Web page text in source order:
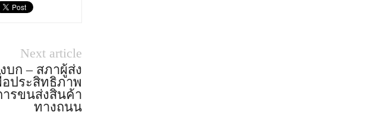
Next article
บก – สภาผู้ส่ง
อประสิทธิภาพ
รขนส่งสินค้า
ทางถนน